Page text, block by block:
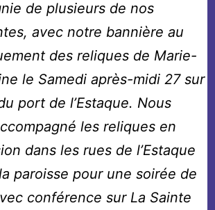
de plusieurs de nos
avec notre bannière au
des reliques de Marie-
le Samedi après-midi 27 sur
port de l’Estaque. Nous
les reliques en
dans les rues de l’Estaque
paroisse pour une soirée de
conférence sur La Sainte